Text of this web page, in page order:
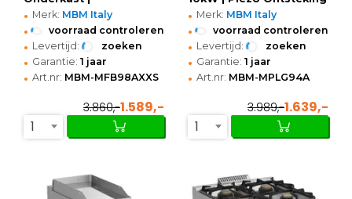
800x900x850(h)mm
• Merk: MBM Italy
• voorraad controleren
• Levertijd: zoeken
• Garantie: 1 jaar
• Art.nr: MBM-MFB98AXXS
3.860,-1.589,-
1
| Open Onderkast |
400x900x850(h)mm
• Merk: MBM Italy
• voorraad controleren
• Levertijd: zoeken
• Garantie: 1 jaar
• Art.nr: MBM-MPLG94A
3.989,-1.639,-
1